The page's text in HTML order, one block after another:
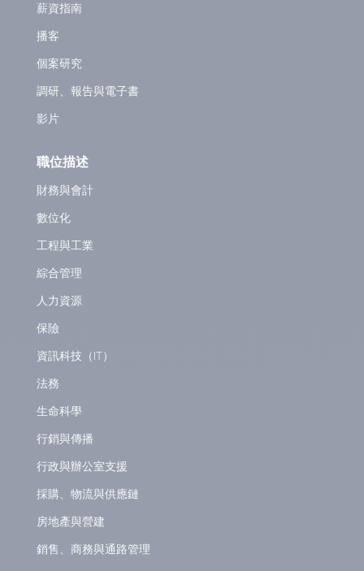
薪資指南
播客
個案研究
調研、報告與電子書
影片
職位描述
財務與會計
數位化
工程與工業
綜合管理
人力資源
保險
資訊科技（IT）
法務
生命科學
行銷與傳播
行政與辦公室支援
採購、物流與供應鏈
房地產與營建
銷售、商務與通路管理